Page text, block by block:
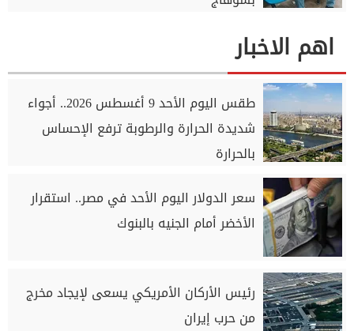
اهم الاخبار
طقس اليوم الأحد 9 أغسطس 2026.. أجواء
شديدة الحرارة والرطوبة ترفع الإحساس
بالحرارة
سعر الدولار اليوم الأحد في مصر.. استقرار
الأخضر أمام الجنيه بالبنوك
رئيس الأركان الأمريكي يسعى لإيجاد مخرج
من حرب إيران